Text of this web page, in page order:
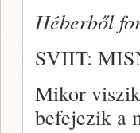
Héberből
SVIIT:
Mikor
befejezik a